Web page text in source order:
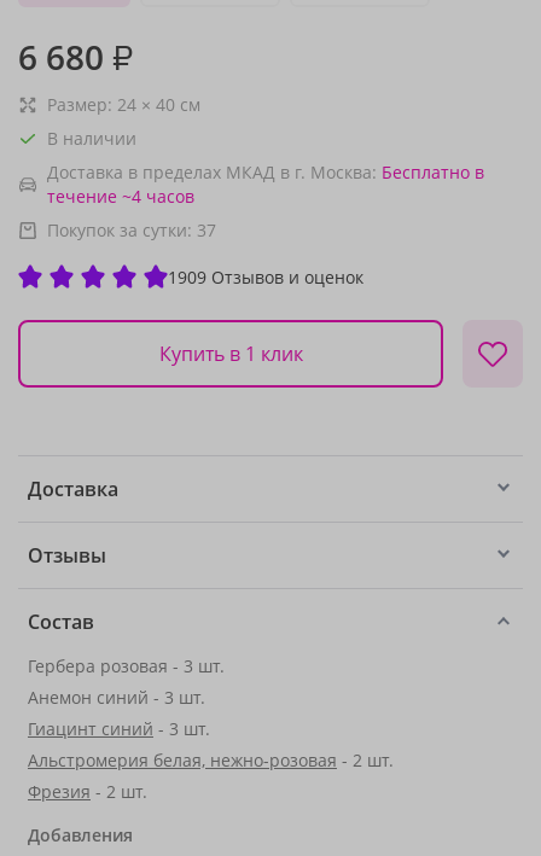
6 680 ₽
Размер: 24 × 40 см
В наличии
Доставка в пределах МКАД в г. Москва: Бесплатно в
течение ~4 часов
Покупок за сутки: 37
1909 Отзывов и оценок
Купить в 1 клик
Доставка
Отзывы
Состав
Гербера розовая - 3 шт.
Анемон синий - 3 шт.
Гиацинт синий - 3 шт.
Альстромерия белая, нежно-розовая - 2 шт.
Фрезия - 2 шт.
Добавления